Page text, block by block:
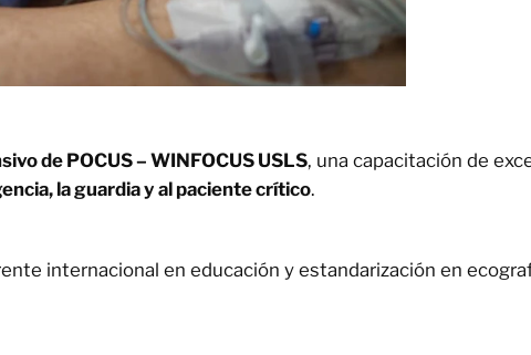
de POCUS – WINFOCUS USLS, una capacitación de
la guardia y al paciente crítico.
internacional en educación y estandarización en